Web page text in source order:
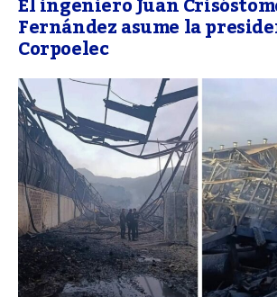
Fernández asume la
Corpoelec